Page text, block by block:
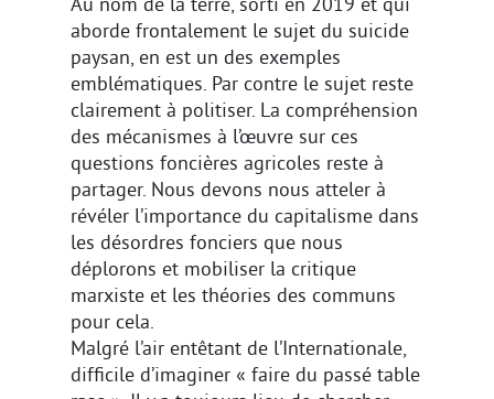
aborde frontalement le sujet du suicide
paysan, en est un des exemples
emblématiques. Par contre le sujet reste
clairement à politiser. La compréhension
des mécanismes à l’œuvre sur ces
questions foncières agricoles reste à
partager. Nous devons nous atteler à
révéler l’importance du capitalisme dans
les désordres fonciers que nous
déplorons et mobiliser la critique
marxiste et les théories des communs
pour cela.
Malgré l’air entêtant de l’Internationale,
difficile d’imaginer « faire du passé table